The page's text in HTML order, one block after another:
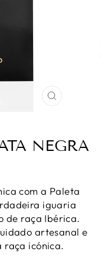
NEGRA
com a Paleta
iguaria
de raça Ibérica.
artesanal e
raça icónica.